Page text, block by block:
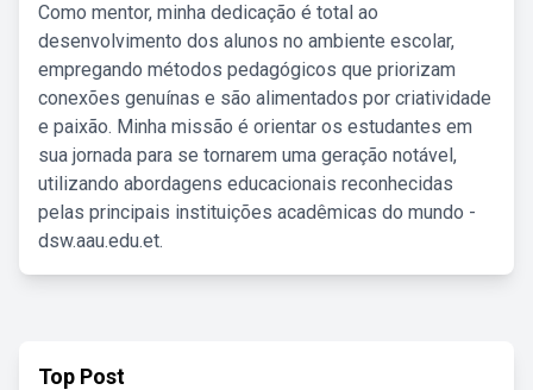
Como mentor, minha dedicação é total ao
desenvolvimento dos alunos no ambiente escolar,
empregando métodos pedagógicos que priorizam
conexões genuínas e são alimentados por criatividade
e paixão. Minha missão é orientar os estudantes em
sua jornada para se tornarem uma geração notável,
utilizando abordagens educacionais reconhecidas
pelas principais instituições acadêmicas do mundo -
dsw.aau.edu.et.
Top Post